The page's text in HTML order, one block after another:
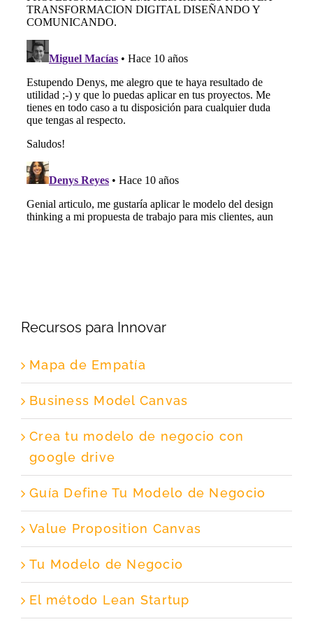
Recursos para Innovar
Mapa de Empatía
Business Model Canvas
Crea tu modelo de negocio con
google drive
Guía Define Tu Modelo de Negocio
Value Proposition Canvas
Tu Modelo de Negocio
El método Lean Startup